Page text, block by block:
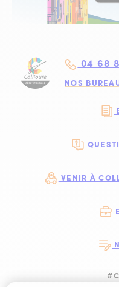
04 68
NOS
VENIR À